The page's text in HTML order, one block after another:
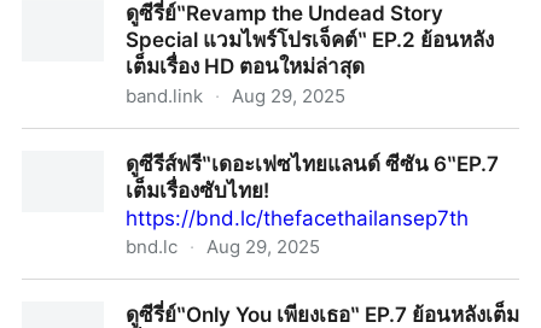
พากย์ไทย/ซับไทย ทุกตอน!
ดูซีรี่ย์‶Revamp the Undead Story
Special แวมไพร์โปรเจ็คต์‶ EP.2 ย้อนหลัง
เต็มเรื่อง HD ตอนใหม่ล่าสุด
band.link · Aug 29, 2025
เจ็คต์‶ EP.2 ย้อนหลังเต็มเรื่อง HD ตอนใหม่ล่าสุด
ดูซีรีส์ฟรี‶เดอะเฟซไทยแลนด์ ซีซัน 6‶EP.7
เต็มเรื่องซับไทย!
https://bnd.lc/thefacethailansep7th
bnd.lc · Aug 29, 2025
ดูซีรี่ย์‶Only You เพียงเธอ‶ EP.7 ย้อนหลังเต็ม